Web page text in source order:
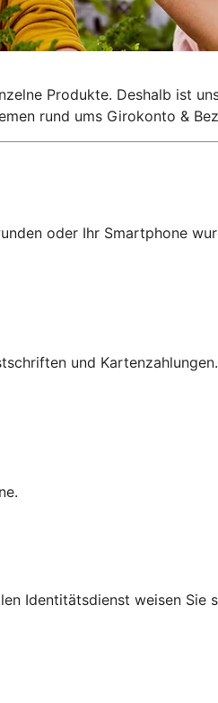
Produkte. Deshalb ist
rund ums Girokonto &
oder Ihr Smartphone
und
Identitätsdienst weisen Sie